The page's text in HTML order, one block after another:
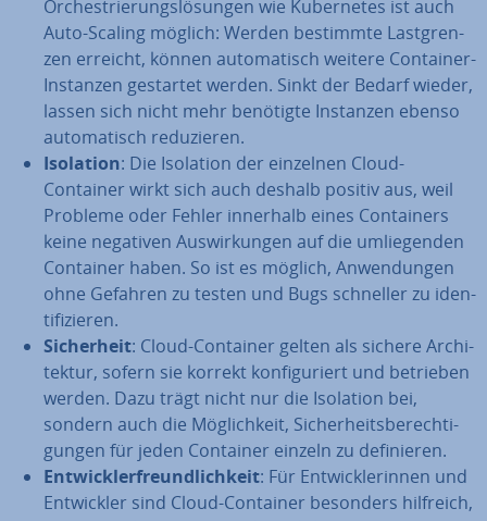
Or­ches­trie­rungs­lö­sun­gen wie Ku­ber­netes ist auch
Auto-Scaling möglich: Werden bestimmte Last­gren­
zen erreicht, können au­to­ma­tisch weitere Container-
Instanzen gestartet werden. Sinkt der Bedarf wieder,
lassen sich nicht mehr benötigte Instanzen ebenso
au­to­ma­tisch re­du­zie­ren.
Isolation: Die Isolation der einzelnen Cloud-
Container wirkt sich auch deshalb positiv aus, weil
Probleme oder Fehler innerhalb eines Con­tai­ners
keine negativen Aus­wir­kun­gen auf die um­lie­gen­den
Container haben. So ist es möglich, An­wen­dun­gen
ohne Gefahren zu testen und Bugs schneller zu iden­
ti­fi­zie­ren.
Si­cher­heit: Cloud-Container gelten als sichere Ar­chi­
tek­tur, sofern sie korrekt kon­fi­gu­riert und betrieben
werden. Dazu trägt nicht nur die Isolation bei,
sondern auch die Mög­lich­keit, Si­cher­heits­be­rech­ti­
gun­gen für jeden Container einzeln zu de­fi­nie­ren.
Ent­wick­ler­freund­lich­keit: Für Ent­wick­le­rin­nen und
Ent­wick­ler sind Cloud-Container besonders hilfreich,